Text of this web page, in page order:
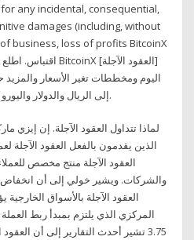
any incidental, consequential,
damages (including, without
business, loss of profits BitcoinX
اليوم ومخططات تغير الأسعار
BitcoinX [العقود الآجلة] إلى الريال والدولار واليورو والمزيد.
لماذا تتداول العقود الآجلة. إن إيزي
الذين يقدمون بالفعل العقود الآجلة
العقود الآجلة منتج مخصص
والشركات. ويشير خولي إلى أن انخفاض
العقود الآجلة بالأسواق الخارجية
المركزي الذي يلتزم بمبدأ ربط